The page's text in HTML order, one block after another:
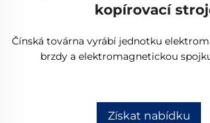
kopírovací
Čínská továrna vyrábí jednotku
brzdy a elektromagnetickou
Získat nabídku